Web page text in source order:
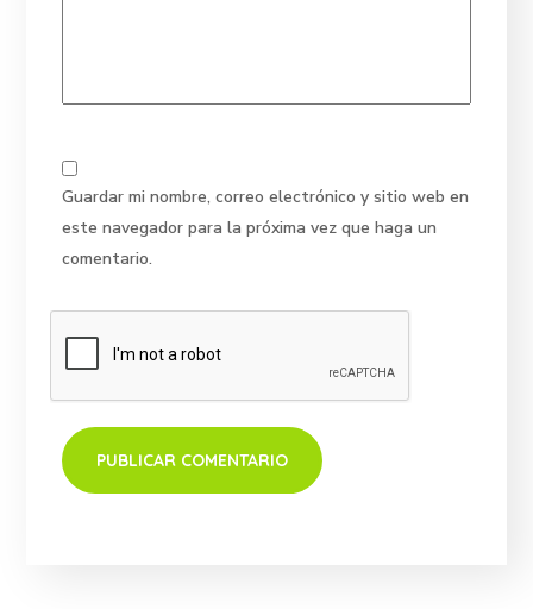
Guardar mi nombre, correo electrónico y sitio web en
este navegador para la próxima vez que haga un
comentario.